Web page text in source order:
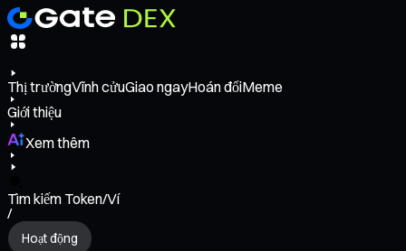
Thị trườngVĩnh cửuGiao ngayHoán đổiMeme
Giới thiệu
Xem thêm
Tìm kiếm Token/Ví
/
Hoạt động